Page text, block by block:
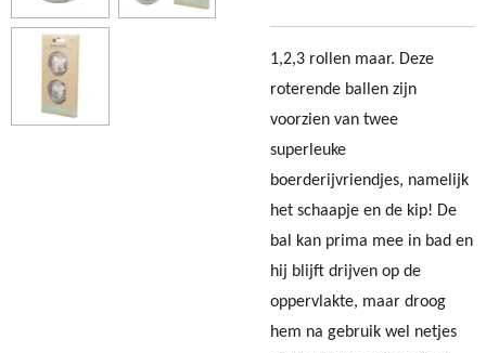
1,2,3 rollen maar. Deze
roterende ballen zijn
voorzien van twee
superleuke
boerderijvriendjes, namelijk
het schaapje en de kip! De
bal kan prima mee in bad en
hij blijft drijven op de
oppervlakte, maar droog
hem na gebruik wel netjes